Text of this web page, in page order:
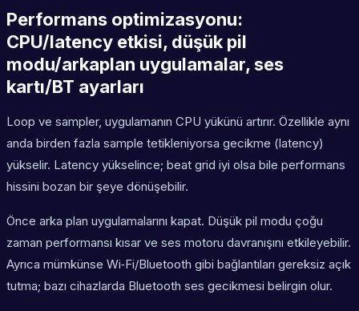
Performans optimizasyonu:
CPU/latency etkisi, düşük pil
modu/arkaplan uygulamalar, ses
kartı/BT ayarları
Loop ve sampler, uygulamanın CPU yükünü artırır. Özellikle aynı
anda birden fazla sample tetikleniyorsa gecikme (latency)
yükselir. Latency yükselince; beat grid iyi olsa bile performans
hissini bozan bir şeye dönüşebilir.
Önce arka plan uygulamalarını kapat. Düşük pil modu çoğu
zaman performansı kısar ve ses motoru davranışını etkileyebilir.
Ayrıca mümkünse Wi‑Fi/Bluetooth gibi bağlantıları gereksiz açık
tutma; bazı cihazlarda Bluetooth ses gecikmesi belirgin olur.